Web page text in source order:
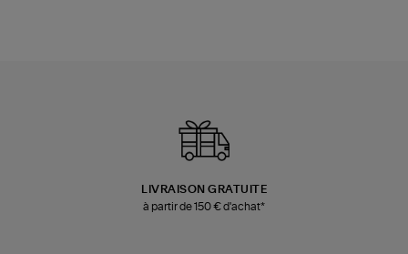
LIVRAISON GRATUITE
à partir de 150 € d'achat*